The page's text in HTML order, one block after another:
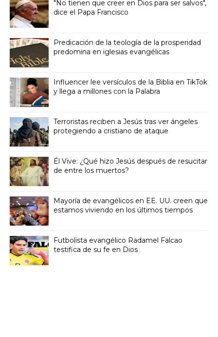
"No tienen que creer en Dios para ser salvos",
dice el Papa Francisco
Predicación de la teología de la prosperidad
predomina en iglesias evangélicas
Influencer lee versículos de la Biblia en TikTok
y llega a millones con la Palabra
Terroristas reciben a Jesús tras ver ángeles
protegiendo a cristiano de ataque
Él Vive: ¿Qué hizo Jesús después de resucitar
de entre los muertos?
Mayoría de evangélicos en EE. UU. creen que
estamos viviendo en los últimos tiempos
Futbolista evangélico Radamel Falcao
testifica de su fe en Dios